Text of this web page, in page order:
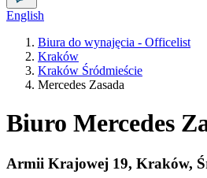
English
Biura do wynajęcia - Officelist
Kraków
Kraków Śródmieście
Mercedes Zasada
Biuro Mercedes
Armii Krajowej 19, Kraków,